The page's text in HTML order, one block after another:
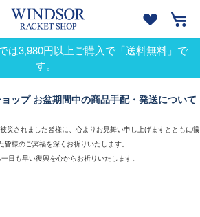
は3,980円以上ご購入で「送料無料」で
す。
ョップ お盆期間中の商品手配・発送について
災されました皆様に、心よりお見舞い申し上げますとともに犠
皆様のご冥福を深くお祈りいたします。
日も早い復興を心からお祈りいたします。